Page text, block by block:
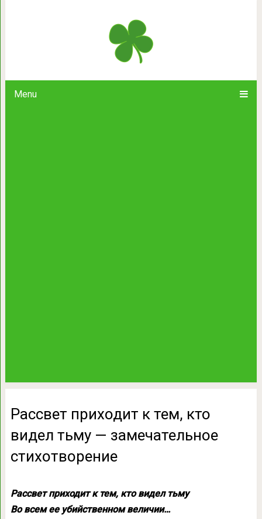
Menu
Рассвет приходит к тем, кто
Рассвет приходит к тем, кто
видел тьму — замечательное
стихотворение
Рассвет приходит к тем, кто видел тьму
Во всем ее убийственном величии…